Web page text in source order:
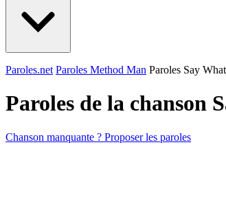
Paroles.net Paroles Method Man Paroles Say What
Paroles de la chanson
Chanson manquante ? Proposer les paroles